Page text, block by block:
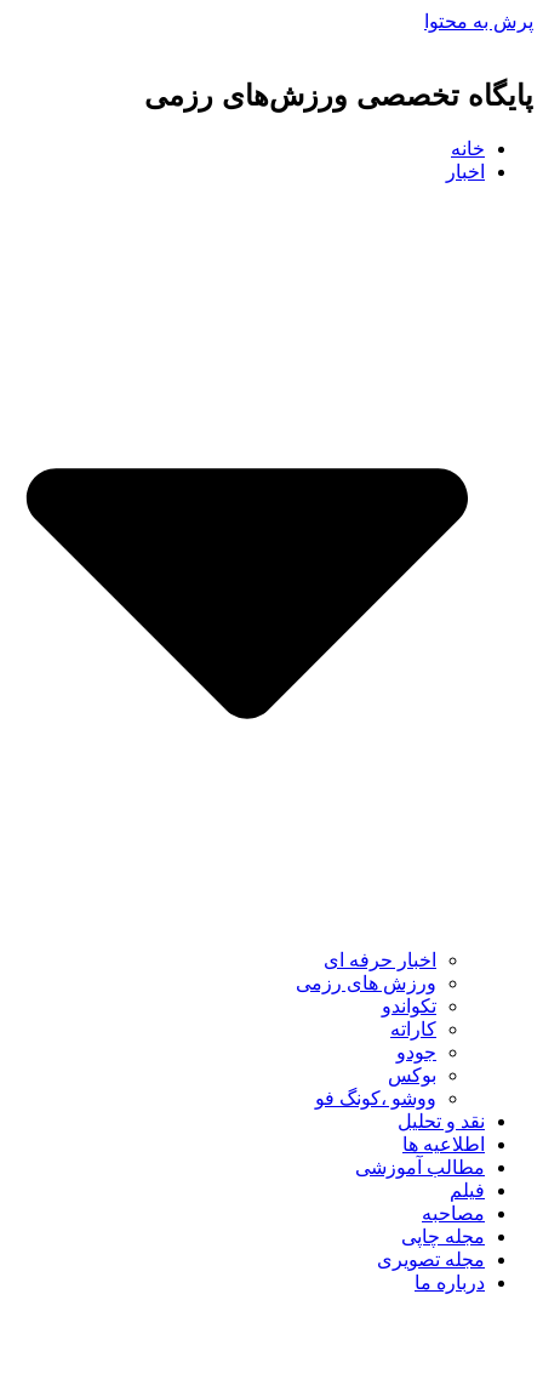
پرش به محتوا
پایگاه تخصصی ورزش‌های رزمی
خانه
اخبار
اخبار حرفه ای
ورزش های رزمی
تکواندو
کاراته
جودو
بوکس
ووشو ،کونگ فو
نقد و تحلیل
اطلاعیه ها
مطالب آموزشی
فیلم
مصاحبه
مجله چاپی
مجله تصویری
درباره ما